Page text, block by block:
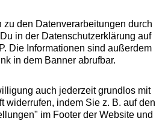
zu den Datenverarbeitungen durch
in der Datenschutzerklärung auf
Die Informationen sind außerdem
in dem Banner abrufbar.
auch jederzeit grundlos mit
widerrufen, indem Sie z. B. auf den
im Footer der Website und